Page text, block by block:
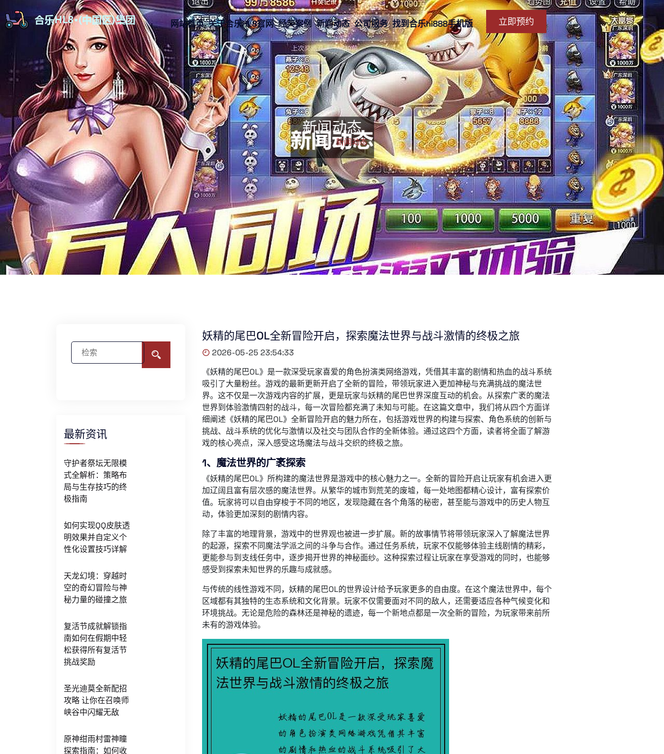
网站首页 关于合乐HL8官网 经典案例 新闻动态 公司服务 找到合乐hi888手机版 立即预约
新闻动态
首页- 新闻动态
最新资讯
守护者祭坛无限模
式全解析：策略布
局与生存技巧的终
极指南
如何实现QQ皮肤透
明效果并自定义个
性化设置技巧详解
天龙幻境：穿越时
空的奇幻冒险与神
秘力量的碰撞之旅
复活节成就解锁指
南如何在假期中轻
松获得所有复活节
挑战奖励
圣光迪莫全新配招
攻略 让你在召唤师
峡谷中闪耀无敌
原神绀雨村雷神瞳
探索指南：如何收
妖精的尾巴OL全新冒险开启，探索魔法世界与战斗激情的终极之旅
2026-05-25 23:54:33
《妖精的尾巴OL》是一款深受玩家喜爱的角色扮演类网络游戏，凭借其丰富的剧情和热血的战斗系统
吸引了大量粉丝。游戏的最新更新开启了全新的冒险，带领玩家进入更加神秘与充满挑战的魔法世
界。这不仅是一次游戏内容的扩展，更是玩家与妖精的尾巴世界深度互动的机会。从探索广袤的魔法
世界到体验激情四射的战斗，每一次冒险都充满了未知与可能。在这篇文章中，我们将从四个方面详
细阐述《妖精的尾巴OL》全新冒险开启的魅力所在，包括游戏世界的构建与探索、角色系统的创新与
挑战、战斗系统的优化与激情以及社交与团队合作的全新体验。通过这四个方面，读者将全面了解游
戏的核心亮点，深入感受这场魔法与战斗交织的终极之旅。
1、魔法世界的广袤探索
《妖精的尾巴OL》所构建的魔法世界是游戏中的核心魅力之一。全新的冒险开启让玩家有机会进入更
加辽阔且富有层次感的魔法世界。从繁华的城市到荒芜的废墟，每一处地图都精心设计，富有探索价
值。玩家将可以自由穿梭于不同的地区，发现隐藏在各个角落的秘密，甚至能与游戏中的历史人物互
动，体验更加深刻的剧情内容。
除了丰富的地理背景，游戏中的世界观也被进一步扩展。新的故事情节将带领玩家深入了解魔法世界
的起源，探索不同魔法学派之间的斗争与合作。通过任务系统，玩家不仅能够体验主线剧情的精彩，
更能参与到支线任务中，逐步揭开世界的神秘面纱。这种探索过程让玩家在享受游戏的同时，也能够
感受到探索未知世界的乐趣与成就感。
与传统的线性游戏不同，妖精的尾巴OL的世界设计给予玩家更多的自由度。在这个魔法世界中，每个
区域都有其独特的生态系统和文化背景。玩家不仅需要面对不同的敌人，还需要适应各种气候变化和
环境挑战。无论是危险的森林还是神秘的遗迹，每一个新地点都是一次全新的冒险，为玩家带来前所
未有的游戏体验。